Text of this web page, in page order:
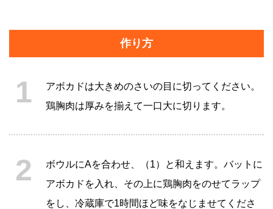
作り方
アボカドは大きめのさいの目に切ってください。
鶏胸肉は厚みを揃えて一口大に切ります。
ボウルにAを合わせ、（1）と和えます。バットに
アボカドを入れ、その上に鶏胸肉をのせてラップ
をし、冷蔵庫で1時間ほど味をなじませてくださ